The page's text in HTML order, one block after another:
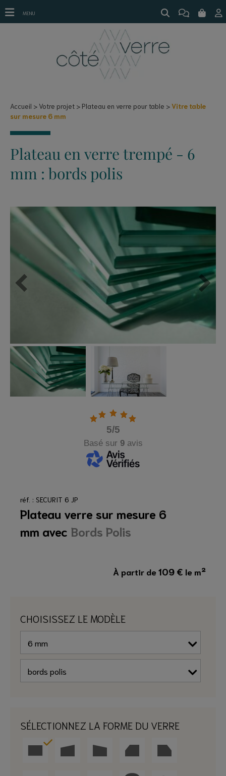
Vitre table sur mesure 6 mm
Accueil Votre projet Plateau en verre pour table
Vitre table
sur mesure 6 mm
Plateau en verre trempé - 6
mm : bords polis
5/5
Basé sur 9avis
réf. : SECURIT 6 JP
Plateau verre sur mesure 6
mm avec Bords Polis
À partir de109 € le m²
CHOISISSEZ LE MODÈLE
SÉLECTIONNEZ LA FORME DU VERRE
MENU